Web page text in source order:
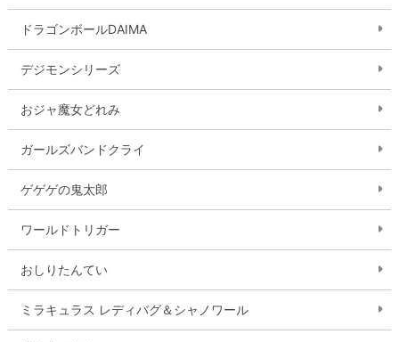
ドラゴンボールDAIMA
デジモンシリーズ
おジャ魔女どれみ
ガールズバンドクライ
ゲゲゲの鬼太郎
ワールドトリガー
おしりたんてい
ミラキュラス レディバグ＆シャノワール